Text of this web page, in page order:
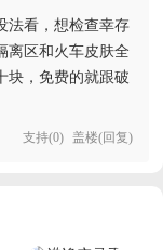
法看，想检查幸存
离区和火车皮肤全
块，免费的就跟破
支持(0) 盖楼(回复)